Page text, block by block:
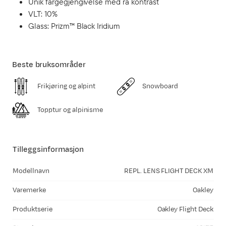
VLT: 10%
Glass: Prizm™ Black Iridium
Tilleggsinformasjon
Modellnavn REPL. LENS FLIGHT DECK XM
Varemerke Oakley
Produktserie Oakley Flight Deck
Beste bruksområder
Frikjøring og alpint Snowboard
Topptur og alpinisme